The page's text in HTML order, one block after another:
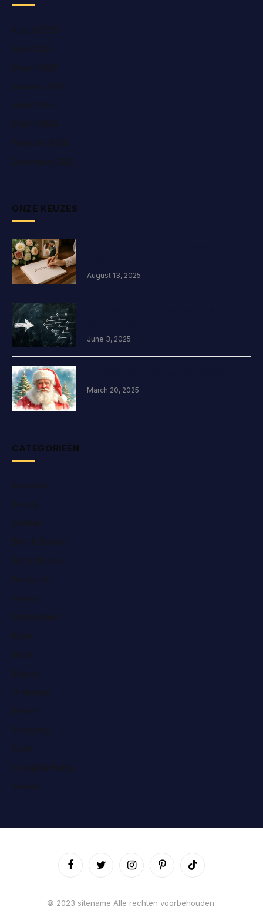
August 2025
June 2025
March 2025
January 2025
June 2024
March 2024
February 2024
December 2023
ONZE KEUZES
August 13, 2025
June 3, 2025
March 20, 2025
CATEGORIEËN
Algemeen
Beauty
Cadeau
Eten & Drinken
Film & Boeken
Fotografie
Games
Gezondheid
Kunst
Mode
Muziek
Onderwijs
Reizen
Shopping
Sport
Vrijetijd & Hobby
Wonen
FacebookTwitter InstagramPinterestTikTok
© 2023 sitename Alle rechten voorbehouden.